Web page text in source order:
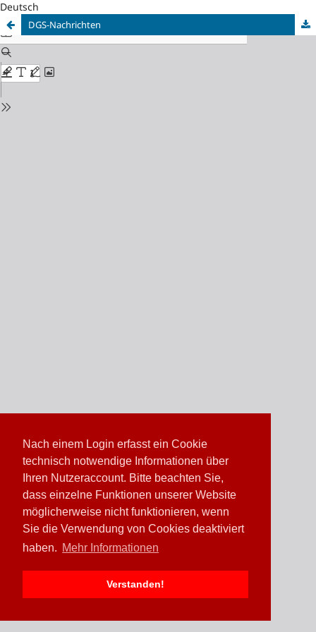
Nach einem Login erfasst ein Cookie
technisch notwendige Informationen über
Ihren Nutzeraccount. Bitte beachten Sie,
dass einzelne Funktionen unserer Website
möglicherweise nicht funktionieren, wenn
Sie die Verwendung von Cookies deaktiviert
haben. Mehr Informationen
Verstanden!
Deutsch
DGS-Nachrichten